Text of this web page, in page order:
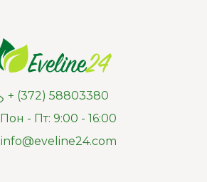
+ (372) 58803380
Пон - Пт: 9:00 - 16:00
info@eveline24.com